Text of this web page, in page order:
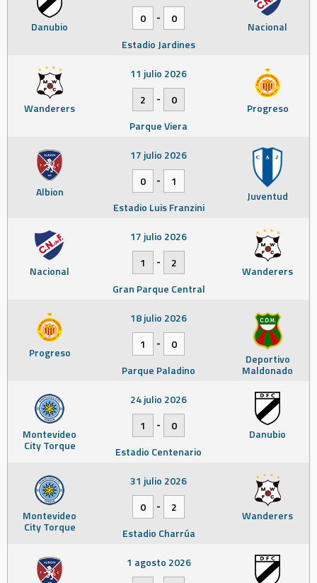
Danubio Nacional
0
-
0
Estadio Jardines
Wanderers Progreso
11 julio 2026
2
-
0
Parque Viera
Albion Juventud
17 julio 2026
0
-
1
Estadio Luis Franzini
Nacional Wanderers
17 julio 2026
1
-
2
Gran Parque Central
Progreso Deportivo
Maldonado
18 julio 2026
1
-
0
Parque Paladino
Montevideo
City Torque
Danubio
24 julio 2026
1
-
0
Estadio Centenario
Montevideo
City Torque
Wanderers
31 julio 2026
0
-
2
Estadio Charrúa
1 agosto 2026